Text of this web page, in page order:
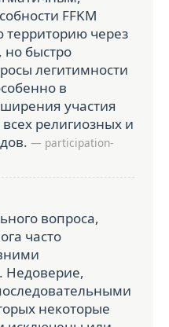
FFKM
территорию через
но быстро
легитимности
в
участия
религиозных и
— participation-
вопроса,
часто
Недоверие,
некоторые